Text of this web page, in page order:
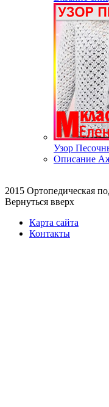
Узор
Описание
2015 Ортопедическая
Вернуться вверх
Карта сайта
Контакты